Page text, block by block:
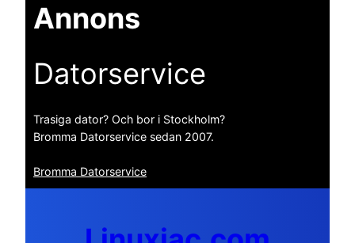
Annons
Datorservice
Trasiga dator? Och bor i Stockholm?
Bromma Datorservice sedan 2007.
Bromma Datorservice